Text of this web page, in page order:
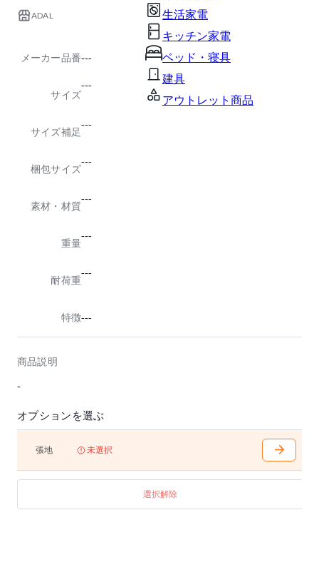
生活家電
キッチン家電
ベッド・寝具
建具
アウトレット商品
ADAL
メーカー品番---
サイズ
---
サイズ補足
---
梱包サイズ
---
素材・材質
---
重量
---
耐荷重
---
特徴---
商品説明
-
オプションを選ぶ
張地 未選択
選択解除